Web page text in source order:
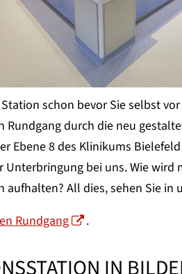
schon bevor Sie selbst
Rundgang durch die neu
Ebene 8 des Klinikums
bei uns. Wie wird
All dies, sehen Sie in
Rundgang
.
IN